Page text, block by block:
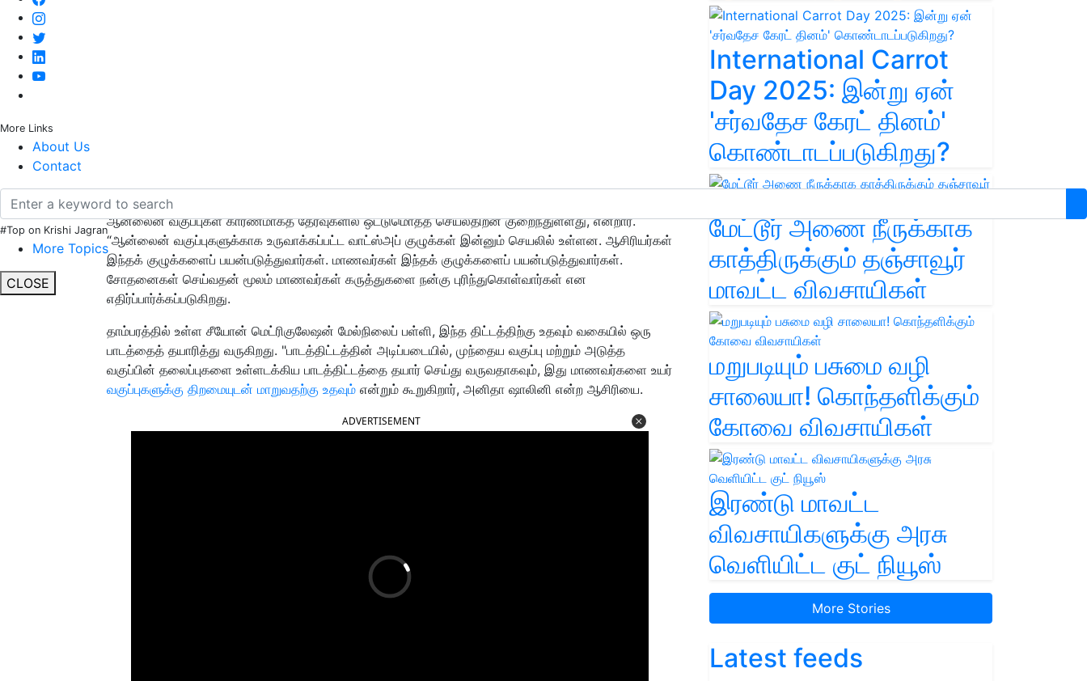
More Links
About Us
Contact
#Top on Krishi Jagran
More Topics
CLOSE
ஆன்லைன் வகுப்புகள் காரணமாகத் தேர்வுகளில் ஒட்டுமொத்த செயல்திறன் குறைந்துள்ளது, என்றார்.
“ஆன்லைன் வகுப்புகளுக்காக உருவாக்கப்பட்ட வாட்ஸ்அப் குழுக்கள் இன்னும் செயலில் உள்ளன. ஆசிரியர்கள்
இந்தக் குழுக்களைப் பயன்படுத்துவார்கள். மாணவர்கள் இந்தக் குழுக்களைப் பயன்படுத்துவார்கள்.
சோதனைகள் செய்வதன் மூலம் மாணவர்கள் கருத்துகளை நன்கு புரிந்துகொள்வார்கள் என
எதிர்ப்பார்க்கப்படுகிறது.
தாம்பரத்தில் உள்ள சீயோன் மெட்ரிகுலேஷன் மேல்நிலைப் பள்ளி, இந்த திட்டத்திற்கு உதவும் வகையில் ஒரு
பாடத்தைத் தயாரித்து வருகிறது. "பாடத்திட்டத்தின் அடிப்படையில், முந்தைய வகுப்பு மற்றும் அடுத்த
வகுப்பின் தலைப்புகளை உள்ளடக்கிய பாடத்திட்டத்தை தயார் செய்து வருவதாகவும், இது மாணவர்களை உயர்
வகுப்புகளுக்கு திறமையுடன் மாறுவதற்கு உதவும் என்றும் கூறுகிறார், அனிதா ஷாலினி என்ற ஆசிரியை.
ADVERTISEMENT
International Carrot
Day 2025: இன்று ஏன்
'சர்வதேச கேரட் தினம்'
கொண்டாடப்படுகிறது?
மேட்டூர் அணை நீருக்காக
காத்திருக்கும் தஞ்சாவூர்
மாவட்ட விவசாயிகள்
மறுபடியும் பசுமை வழி
சாலையா! கொந்தளிக்கும்
கோவை விவசாயிகள்
இரண்டு மாவட்ட
விவசாயிகளுக்கு அரசு
வெளியிட்ட குட் நியூஸ்
More Stories
Latest feeds